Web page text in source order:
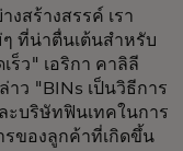
สร้างสรรค์ เรา
ที่น่าตื่นเต้นสำหรับ
ร็ว" เอริกา คาลิลี
ว "BINs เป็นวิธีการ
ะบริษัทฟินเทคในการ
ของลูกค้าที่เกิดขึ้น